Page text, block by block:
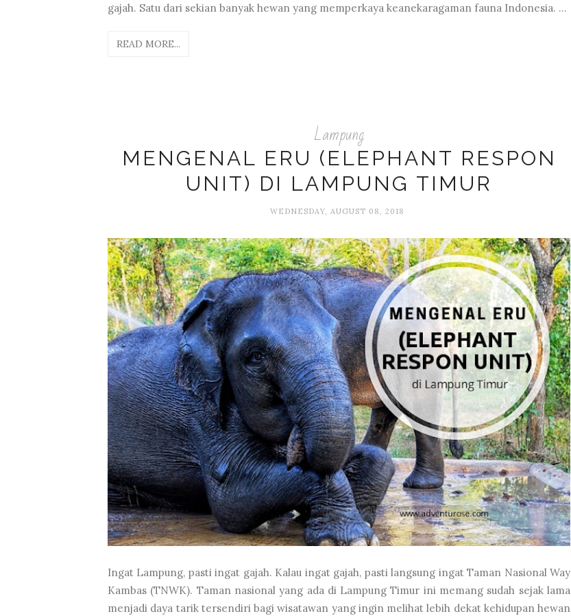
gajah. Satu dari sekian banyak hewan yang memperkaya keanekaragaman fauna Indonesia. ...
READ MORE...
Lampung
MENGENAL ERU (ELEPHANT RESPON
UNIT) DI LAMPUNG TIMUR
WEDNESDAY, AUGUST 08, 2018
Ingat Lampung, pasti ingat gajah. Kalau ingat gajah, pasti langsung ingat Taman Nasional Way
Kambas (TNWK). Taman nasional yang ada di Lampung Timur ini memang sudah sejak lama
menjadi daya tarik tersendiri bagi wisatawan yang ingin melihat lebih dekat kehidupan hewan